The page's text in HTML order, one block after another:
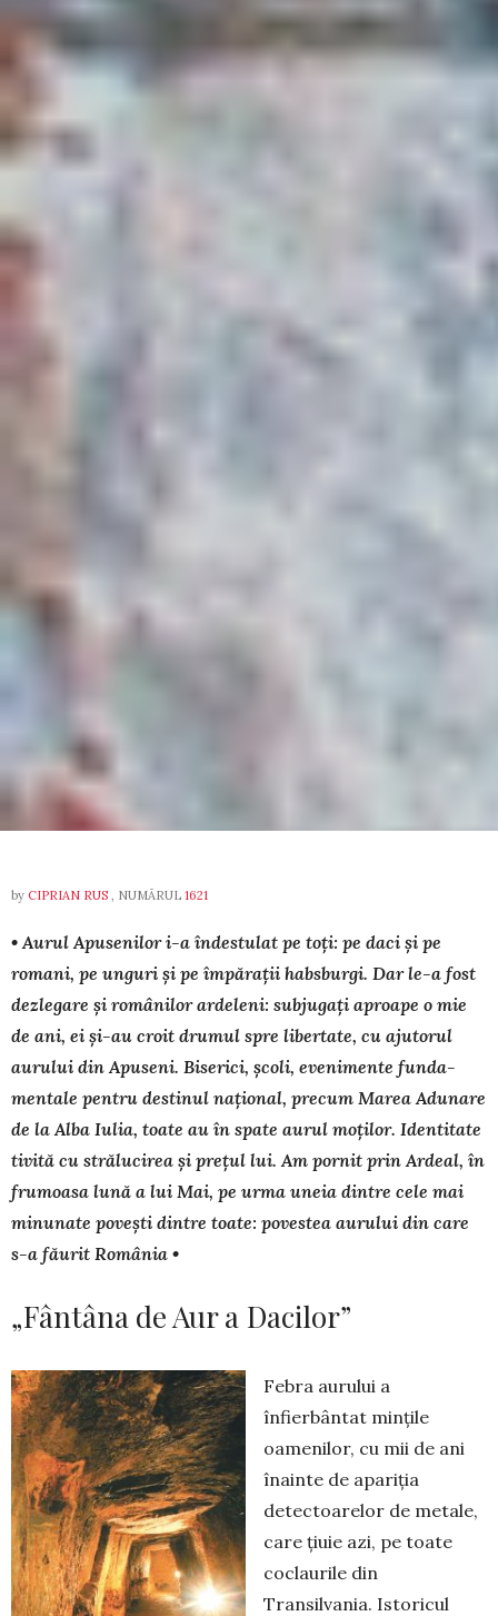
by CIPRIAN RUS , NUMĂRUL 1621
• Aurul Apusenilor i-a îndestulat pe toți: pe daci și pe
romani, pe unguri și pe împărații habsburgi. Dar le-a fost
dezlegare și românilor ardeleni: sub­jugați aproape o mie
de ani, ei și-au croit drumul spre libertate, cu ajutorul
aurului din Apuseni. Biserici, școli, evenimente fun­da­
mentale pentru des­ti­nul național, precum Marea Adunare
de la Al­ba Iulia, toate au în spate aurul mo­ților. Identitate
tivită cu strălucirea și prețul lui. Am pornit prin Ardeal, în
frumoasa lună a lui Mai, pe urma uneia dintre cele mai
minunate povești dintre toate: povestea aurului din care
s-a făurit România •
„Fântâna de Aur a Dacilor”
Febra aurului a
înfierbântat mințile
oamenilor, cu mii de ani
înainte de apariția
detectoarelor de metale,
care țiuie azi, pe toate
coclaurile din
Transilvania. Istoricul